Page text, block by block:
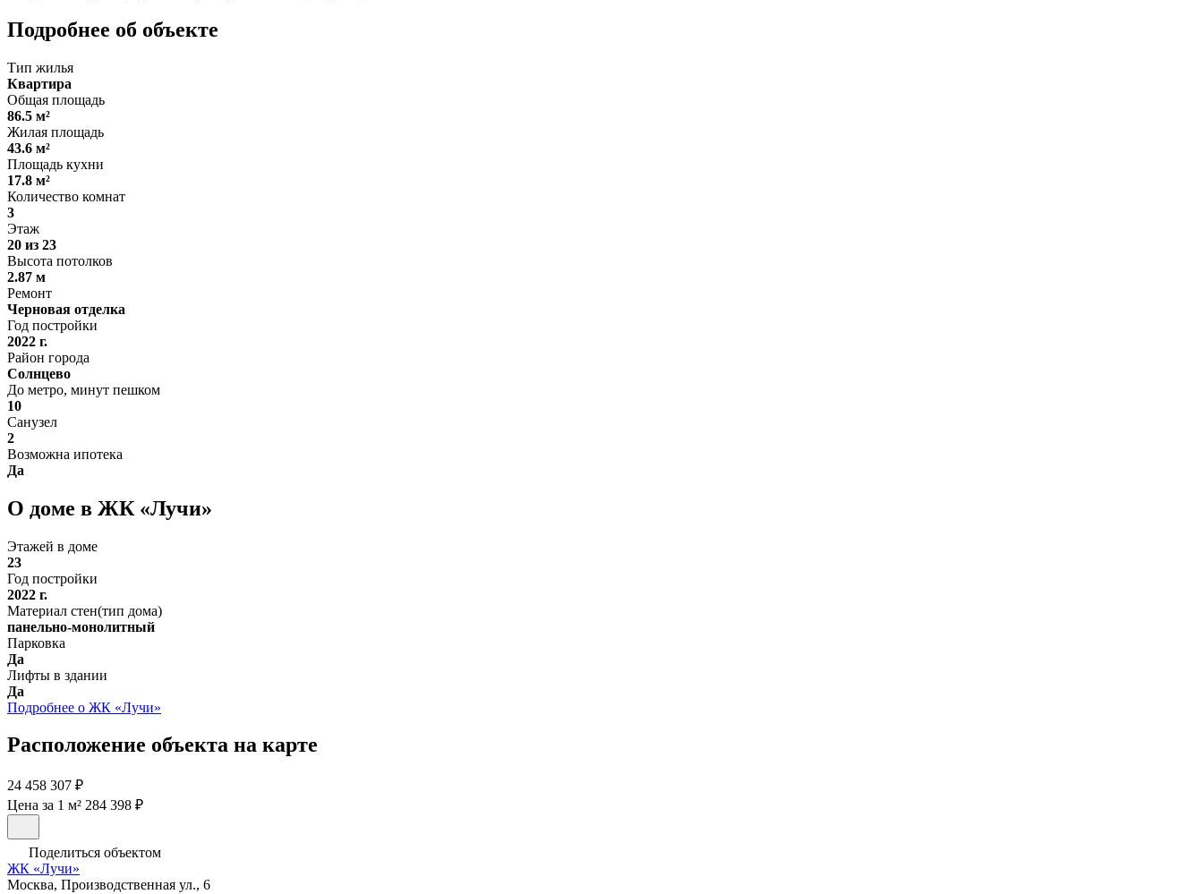
Подробнее об объекте
Тип жилья
Квартира
Общая площадь
86.5 м²
Жилая площадь
43.6 м²
Площадь кухни
17.8 м²
Количество комнат
3
Этаж
20 из 23
Высота потолков
2.87 м
Ремонт
Черновая отделка
Год постройки
2022 г.
Район города
Солнцево
До метро, минут пешком
10
Санузел
2
Возможна ипотека
Да
О доме в ЖК «Лучи»
Этажей в доме
23
Год постройки
2022 г.
Материал стен(тип дома)
панельно-монолитный
Парковка
Да
Лифты в здании
Да
Подробнее о ЖК «Лучи»
Расположение объекта на карте
24 458 307 ₽
Цена за 1 м² 284 398 ₽
Поделиться объектом
ЖК «Лучи»
Москва, Производственная ул., 6